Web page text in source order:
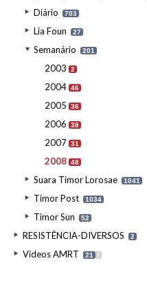
Diário 703
Lia Foun 27
Semanário 201
2003 2
2004 46
2005 36
2006 38
2007 31
2008 48
Suara Timor Lorosae 1041
Timor Post 1034
Timor Sun 52
RESISTÊNCIA-DIVERSOS 2
Videos AMRT 21 I